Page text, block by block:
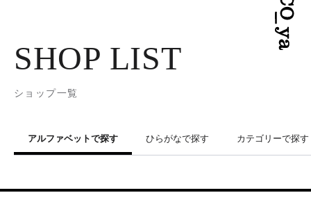
TAX FREE
PARCOメンバーズ
日本語
SHOP LIST
ショップ一覧
アルファベットで探す ひらがなで探す カテゴリーで探す